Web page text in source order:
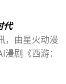
代
，由星火动漫
剧《西游：